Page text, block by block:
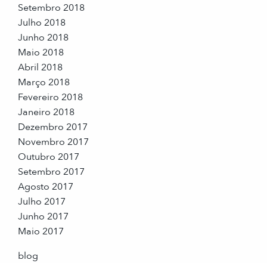
Setembro 2018
Julho 2018
Junho 2018
Maio 2018
Abril 2018
Março 2018
Fevereiro 2018
Janeiro 2018
Dezembro 2017
Novembro 2017
Outubro 2017
Setembro 2017
Agosto 2017
Julho 2017
Junho 2017
Maio 2017
blog